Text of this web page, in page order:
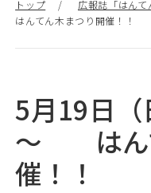
♯03 訪問
05 採用情報
トップ 広報誌「はんて
はんてん木まつり開催！！
5月19日
～ はん
催！！